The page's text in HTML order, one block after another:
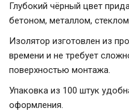
Глубокий чёрный цвет
бетоном, металлом,
Изолятор изготовлен из
времени и не требует
поверхностью монтажа.
Упаковка из 100 штук
оформления.